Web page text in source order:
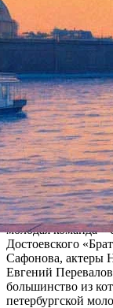
Вечером 3 ноября
«Вишневый сад»
открылся
традиции
культурных
работающего на
себя Марсель,
4 ноября в
представителей
сербскими
Русского дома.
молодая команда –
Достоевского
Сафонова, актеры
Евгений
большинство из
петербургской